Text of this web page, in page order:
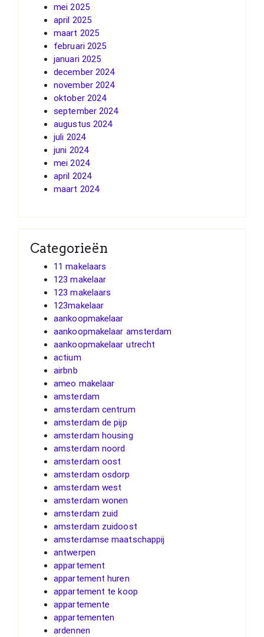
mei 2025
april 2025
maart 2025
februari 2025
januari 2025
december 2024
november 2024
oktober 2024
september 2024
augustus 2024
juli 2024
juni 2024
mei 2024
april 2024
maart 2024
Categorieën
11 makelaars
123 makelaar
123 makelaars
123makelaar
aankoopmakelaar
aankoopmakelaar amsterdam
aankoopmakelaar utrecht
actium
airbnb
ameo makelaar
amsterdam
amsterdam centrum
amsterdam de pijp
amsterdam housing
amsterdam noord
amsterdam oost
amsterdam osdorp
amsterdam west
amsterdam wonen
amsterdam zuid
amsterdam zuidoost
amsterdamse maatschappij
antwerpen
appartement
appartement huren
appartement te koop
appartemente
appartementen
ardennen